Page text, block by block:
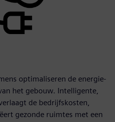
optimaliseren de energie-
het gebouw. Intelligente,
de bedrijfskosten,
gezonde ruimtes met een